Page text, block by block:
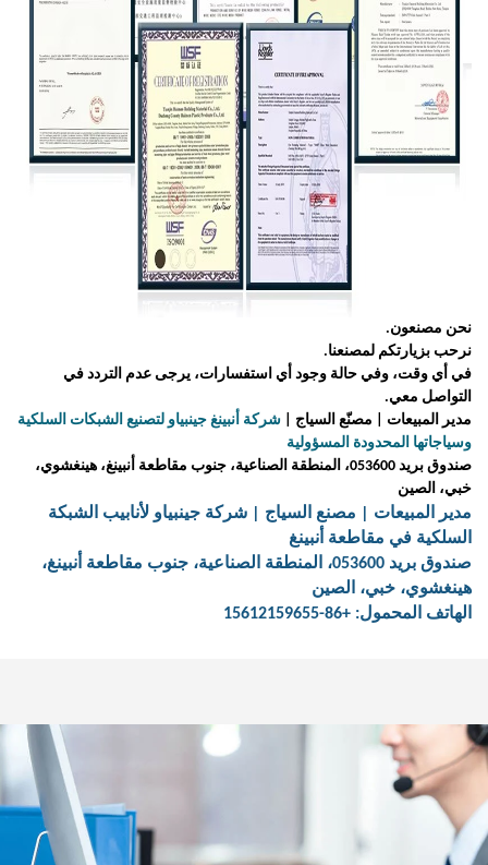
مصنعون.
بزيارتكم لمصنعنا.
أي وقت، وفي حالة وجود أي استفسارات، يرجى عدم التردد في
معي.
المبيعات | مصنّع السياج |شركة أنبينغ جينبياو لتصنيع الشبكات السلكية
المحدودة المسؤولية
صندوق بريد 053600، المنطقة الصناعية، جنوب مقاطعة أنبينغ، هينغشوي،
الصين
المبيعات | مصنع السياج | شركة جينبياو لأنابيب الشبكة
في مقاطعة أنبينغ
صندوق بريد 053600، المنطقة الصناعية، جنوب مقاطعة أنبينغ،
خبي، الصين
المحمول: +86-15612159655